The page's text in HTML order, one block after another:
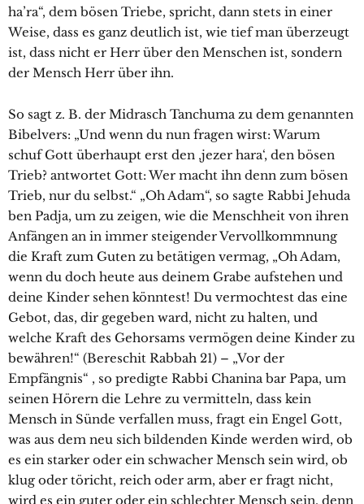
ha’ra“, dem bösen Triebe, spricht, dann stets in einer
Weise, dass es ganz deutlich ist, wie tief man überzeugt
ist, dass nicht er Herr über den Menschen ist, sondern
der Mensch Herr über ihn.
So sagt z. B. der Midrasch Tanchuma zu dem genannten
Bibelvers: „Und wenn du nun fragen wirst: Warum
schuf Gott überhaupt erst den ‚jezer hara‘, den bösen
Trieb? antwortet Gott: Wer macht ihn denn zum bösen
Trieb, nur du selbst.“ „Oh Adam“, so sagte Rabbi Jehuda
ben Padja, um zu zeigen, wie die Menschheit von ihren
Anfängen an in immer steigender Vervollkommnung
die Kraft zum Guten zu betätigen vermag, „Oh Adam,
wenn du doch heute aus deinem Grabe aufstehen und
deine Kinder sehen könntest! Du vermochtest das eine
Gebot, das, dir gegeben ward, nicht zu halten, und
welche Kraft des Gehorsams vermögen deine Kinder zu
bewähren!“ (Bereschit Rabbah 21) – „Vor der
Empfängnis“ , so predigte Rabbi Chanina bar Papa, um
seinen Hörern die Lehre zu vermitteln, dass kein
Mensch in Sünde verfallen muss, fragt ein Engel Gott,
was aus dem neu sich bildenden Kinde werden wird, ob
es ein starker oder ein schwacher Mensch sein wird, ob
klug oder töricht, reich oder arm, aber er fragt nicht,
wird es ein guter oder ein schlechter Mensch sein, denn